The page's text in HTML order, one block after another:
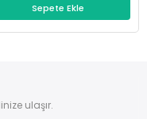
Sepete Ekle
ulaşır.